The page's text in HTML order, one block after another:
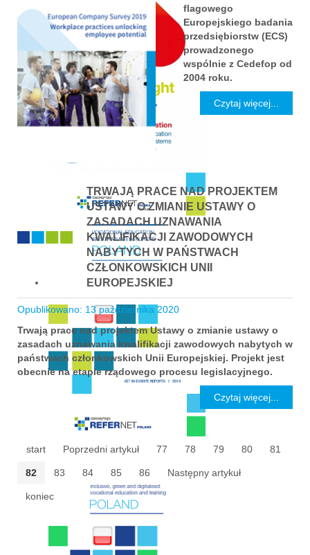
flagowego
Europejskiego badania
przedsiębiorstw (ECS)
prowadzonego
wspólnie z Cedefop od
2004 roku.
Czytaj więcej...
TRWAJĄ PRACE NAD PROJEKTEM
USTAWY O ZMIANIE USTAWY O
ZASADACH UZNAWANIA
KWALIFIKACJI ZAWODOWYCH
NABYTYCH W PAŃSTWACH
CZŁONKOWSKICH UNII
EUROPEJSKIEJ
Opublikowano: 13 października 2020
Trwają prace nad projektem Ustawy o zmianie ustawy o
zasadach uznawania kwalifikacji zawodowych nabytych w
państwach członkowskich Unii Europejskiej. Projekt jest
obecnie na etapie rządowego procesu legislacyjnego.
Czytaj więcej...
start Poprzedni artykuł 77 78 79 80 81
82 83 84 85 86 Następny artykuł
koniec